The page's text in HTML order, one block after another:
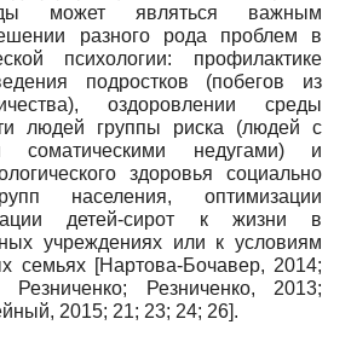
может являться важным
разного рода проблем в
психологии: профилактике
подростков (побегов из
оздоровлении среды
людей группы риска (людей с
соматическими недугами) и
здоровья социально
населения, оптимизации
детей-сирот к жизни в
учреждениях или к условиям
семьях [Нартова-Бочавер, 2014;
Резниченко; Резниченко, 2013;
2015; 21; 23; 24; 26].